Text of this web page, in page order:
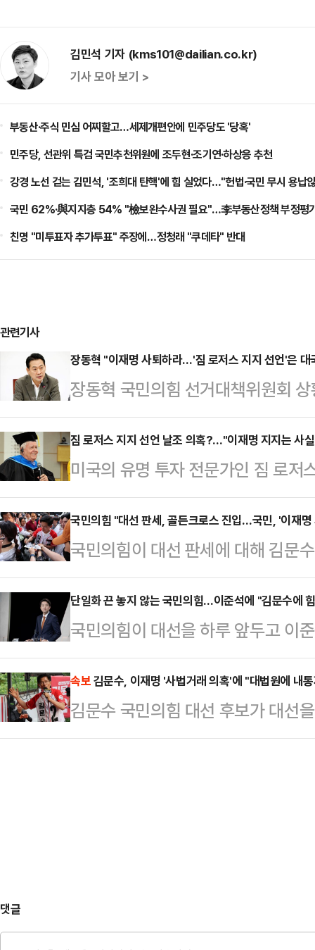
김민석 기자 (kms101@dailian.co.kr)
기사 모아 보기 >
부동산·주식 민심 어찌할고…세제개편안에 민주당도 '당혹'
민주당, 선관위 특검 국민추천위원에 조두현·조기연·하상응 추천
강경 노선 걷는 김민석, '조희대 탄핵'에 힘 실었다…"헌법·국민 무시 용납
국민 62%·與지지층 54% "檢보완수사권 필요"…李부동산정책 부정평
친명 "미투표자 추가투표" 주장에…정청래 "쿠데타" 반대
관련기사
장동혁 "이재명 사퇴하라…'짐 로저스 지지 선언'은 대
장동혁 국민의힘 선거대책위원회
저스홀딩스 회장이 이재명 더불어
는 의혹 보도를 언급하며 "대선에
거짓말을 했으면 후보직에서 사퇴
은 2일 오전 여의도 중앙당사에서
보 지지 선언이 허위였다는 점을 가
게 됐고, 국제사회에서 대한민국
장은 "누가 봐도 이상한 형…
짐 로저스 지지 선언 날조 의혹?…"이재명 지지는 사
미국의 유명 투자 전문가인 짐 로저
주당 대선 후보 지지 선언을 한 것
붙고 있다.민주당 의원의 주선으로
지지 선언을 한 게 맞다는 입장이지
일 회신을 통해 "그런 적이 없다"는
가짜 지지 선언을 날조한 사기극이
전 개성공단지원재단 이사장은 1일
후보 지지는 사…
국민의힘 "대선 판세, 골든크로스 진입…국민, '이재
국민의힘이 대선 판세에 대해 김문
명 더불어민주당 후보를 앞선 '골든
앙선거대책위원회 대변인단장은 2
자들과 만나 "현장에서 보여지는
체 판세를 숫자로 말할 수 없지만
이는 김 후보의 전날 관측과 같은
기자들과 만나 "지금 여러 여론조
선다고 나오는 것으로 알…
단일화 끈 놓지 않는 국민의힘…이준석에 "김문수에
국민의힘이 대선을 하루 앞두고 이
결단할 때"라며 "이재명 범죄세력
모아주시길 부탁드린다"고 호소했
래는 이준석, 그러나. 아니 그래서
내대표는 "그동안 침묵했던 여론이
속보김문수, 이재명 '사법거래 의혹'에 "대법원에 내
김문수 국민의힘 대선 후보가 대선
어민주당 대선 후보의 이른바 '사법
댓글